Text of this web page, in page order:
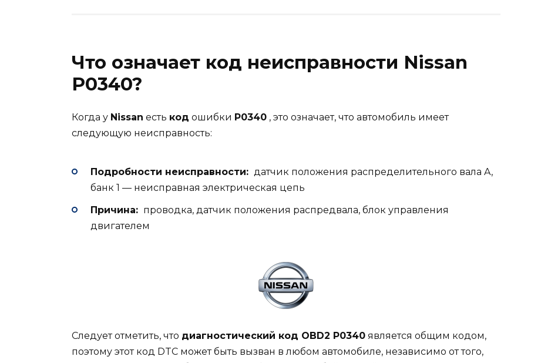
Что означает код неисправности Nissan
P0340?
Когда у Nissan есть код ошибки P0340 , это означает, что автомобиль имеет
следующую неисправность:
Подробности неисправности: датчик положения распределительного вала A,
банк 1 — неисправная электрическая цепь
Причина: проводка, датчик положения распредвала, блок управления
двигателем
Следует отметить, что диагностический код OBD2 P0340 является общим кодом,
поэтому этот код DTC может быть вызван в любом автомобиле, независимо от того,